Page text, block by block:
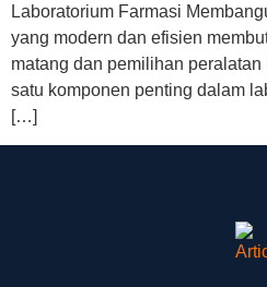
Laboratorium Farmasi
yang modern dan efisien
matang dan pemilihan
satu komponen penting dalam
[…]